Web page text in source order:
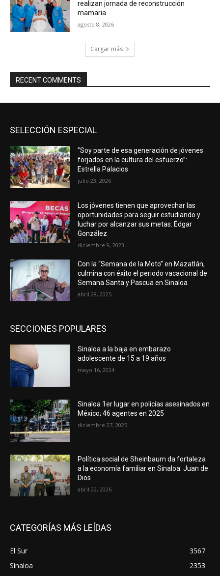
realizan jornada de reconstrucción
mamaria
agosto 8, 2026
Cargar más
RECENT COMMENTS
SELECCIÓN ESPECIAL
”Soy parte de esa generación de jóvenes
forjados en la cultura del esfuerzo”:
Estrella Palacios
julio 23, 2026
Los jóvenes tienen que aprovechar las
oportunidades para seguir estudiando y
luchar por alcanzar sus metas: Édgar
González
diciembre 9, 2023
Con la “Semana de la Moto” en Mazatlán,
culmina con éxito el periodo vacacional de
Semana Santa y Pascua en Sinaloa
abril 28, 2025
SECCIONES POPULARES
Sinaloa a la baja en embarazo
adolescente de 15 a 19 años
mayo 16, 2024
Sinaloa 1er lugar en policías asesinados en
México; 46 agentes en 2025
diciembre 27, 2025
Política social de Sheinbaum da fortaleza
a la economía familiar en Sinaloa: Juan de
Dios
abril 22, 2026
CATEGORÍAS MÁS LEÍDAS
El Sur
3567
Sinaloa
2353